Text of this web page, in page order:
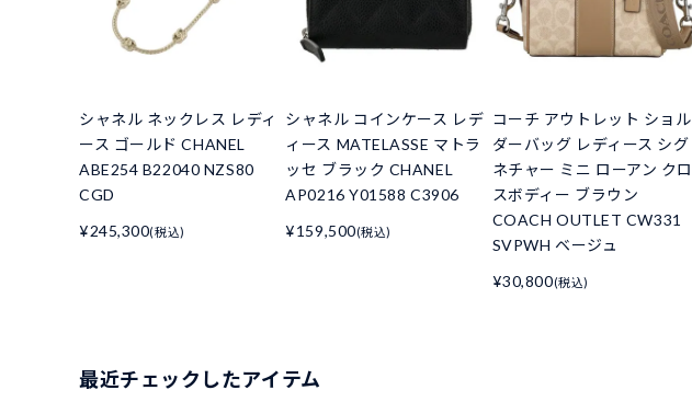
シャネル ネックレス レディ
ース ゴールド CHANEL
ABE254 B22040 NZS80
CGD
¥245,300(税込)
シャネル コインケース レデ
ィース MATELASSE マトラ
ッセ ブラック CHANEL
AP0216 Y01588 C3906
¥159,500(税込)
コーチ アウトレット ショル
ダーバッグ レディース シグ
ネチャー ミニ ローアン クロ
スボディー ブラウン
COACH OUTLET CW331
SVPWH ベージュ
¥30,800(税込)
最近チェックしたアイテム